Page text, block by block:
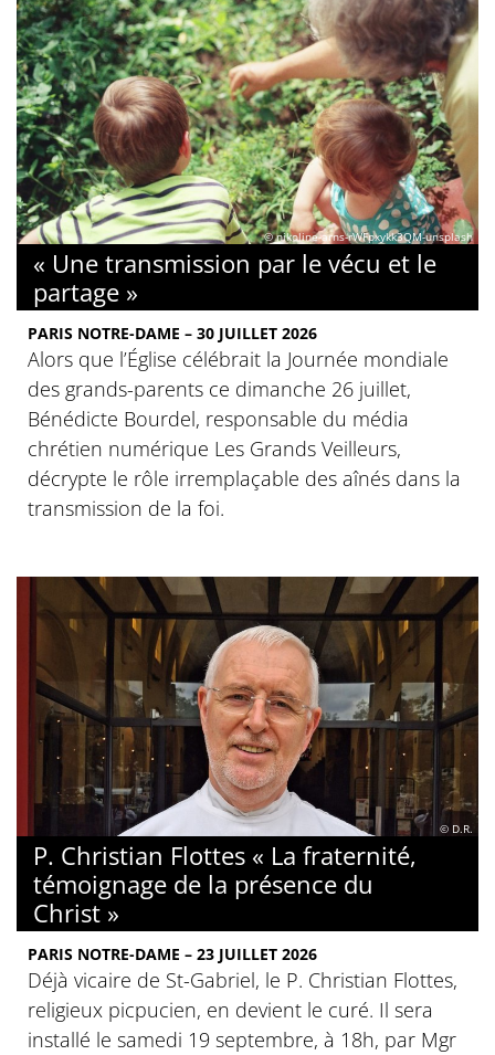
© nikoline-arns-rWFpxykk3QM-unsplash
« Une transmission par le vécu et le
partage »
PARIS NOTRE-DAME – 30 JUILLET 2026
Alors que l’Église célébrait la Journée mondiale
des grands-parents ce dimanche 26 juillet,
Bénédicte Bourdel, responsable du média
chrétien numérique Les Grands Veilleurs,
décrypte le rôle irremplaçable des aînés dans la
transmission de la foi.
© D.R.
P. Christian Flottes « La fraternité,
témoignage de la présence du
Christ »
PARIS NOTRE-DAME – 23 JUILLET 2026
Déjà vicaire de St-Gabriel, le P. Christian Flottes,
religieux picpucien, en devient le curé. Il sera
installé le samedi 19 septembre, à 18h, par Mgr